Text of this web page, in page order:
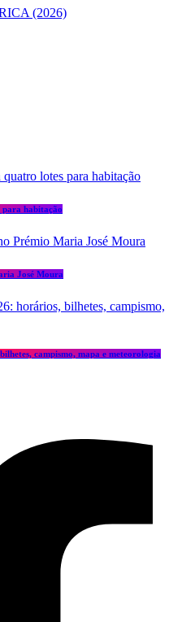
para habitação
José Moura
campismo, mapa e meteorologia